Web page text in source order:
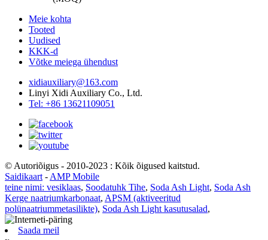
Meie kohta
Tooted
Uudised
KKK-d
Võtke meiega ühendust
xidiauxiliary@163.com
Linyi Xidi Auxiliary Co., Ltd.
Tel: +86 13621109051
© Autoriõigus - 2010-2023 : Kõik õigused kaitstud.
Saidikaart - AMP Mobile
teine ​​nimi: vesiklaas, Soodatuhk Tihe, Soda Ash Light, Soda Ash
Kerge naatriumkarbonaat, APSM (aktiveeritud
polünaatriummetasilikte), Soda Ash Light kasutusalad,
Saada meil